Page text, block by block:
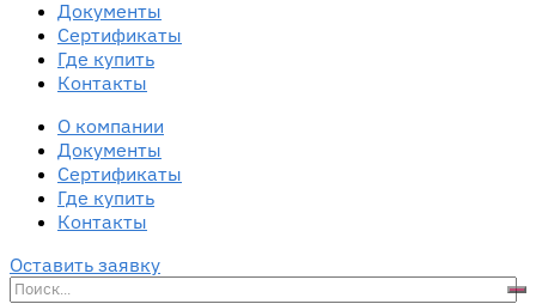
Документы
Сертификаты
Где купить
Контакты
О компании
Документы
Сертификаты
Где купить
Контакты
Оставить заявку